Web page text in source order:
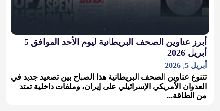
أبرز عناوين الصحف البريطانية ليوم الأحد الموافق 5
أبريل 2026
أبريل 5, 2026
تتنوع عناوين الصحف البريطانية هذا الصباح بين تصعيد جديد في
العدوان الأمريكي الإسرائيلي على إيران، وملفات داخلية تمتد
من الطاقة...